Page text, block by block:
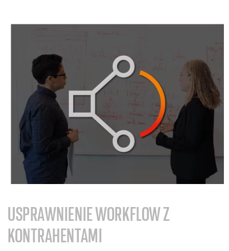
USPRAWNIENIEWORKFLOWZ
KONTRAHENTAMI